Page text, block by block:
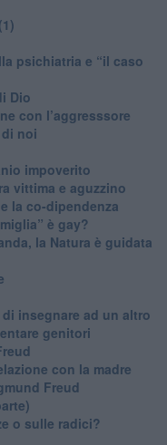
psichiatria e “il caso
Dio
con l’aggresssore
noi
impoverito
vittima e aguzzino
la co-dipendenza
è gay?
la Natura è guidata
insegnare ad un altro
genitori
con la madre
Freud
o sulle radici?